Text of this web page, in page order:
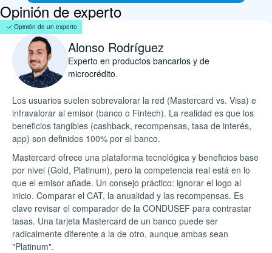
Opinión de experto
Opinión de un experto
Alonso Rodríguez
Experto en productos bancarios y de
microcrédito.
Los usuarios suelen sobrevalorar la red (Mastercard vs. Visa) e
infravalorar al emisor (banco o Fintech). La realidad es que los
beneficios tangibles (cashback, recompensas, tasa de interés,
app) son definidos 100% por el banco.
Mastercard ofrece una plataforma tecnológica y beneficios base
por nivel (Gold, Platinum), pero la competencia real está en lo
que el emisor añade. Un consejo práctico: ignorar el logo al
inicio. Comparar el CAT, la anualidad y las recompensas. Es
clave revisar el comparador de la CONDUSEF para contrastar
tasas. Una tarjeta Mastercard de un banco puede ser
radicalmente diferente a la de otro, aunque ambas sean
"Platinum".